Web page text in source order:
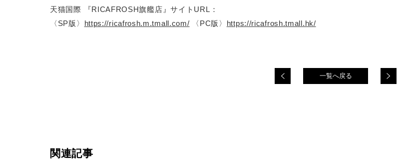
天猫国際 『RICAFROSH旗艦店』サイトURL：
〈SP版〉 https://ricafrosh.m.tmall.com/ 〈PC版〉 https://ricafrosh.tmall.hk/
一覧へ戻る
関連記事